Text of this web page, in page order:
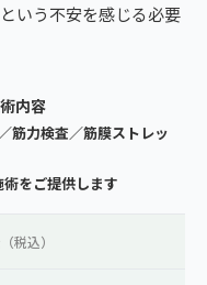
いう不安を感じる必要
内容
筋力検査／筋膜ストレッ
をご提供します
税込）